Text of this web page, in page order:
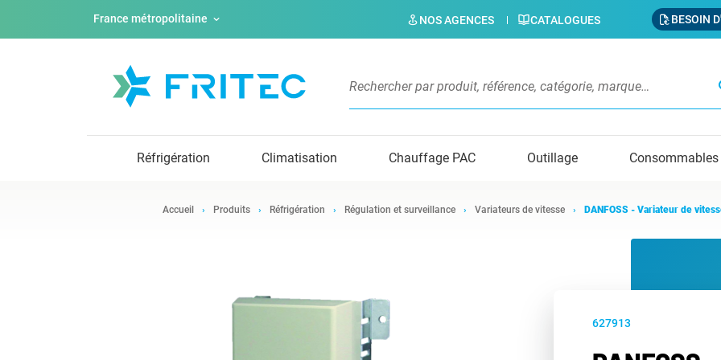
France métropolitaine NOS AGENCES CATALOGUES BESOIN
Réfrigération Climatisation Chauffage PAC Outillage Consommables
Accueil Produits Réfrigération Régulation et surveillance Variateurs de vitesse DANFOSS - Variateur de
627913